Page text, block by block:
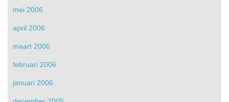
mei 2006
april 2006
maart 2006
februari 2006
januari 2006